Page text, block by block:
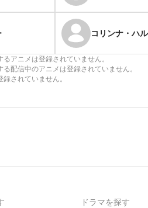
コリンナ・ハ
るアニメは登録されていません。
る配信中のアニメは登録されていません。
録されていません。
ドラマを探す